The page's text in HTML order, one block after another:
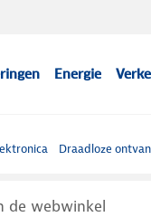
Energie
Draadloze